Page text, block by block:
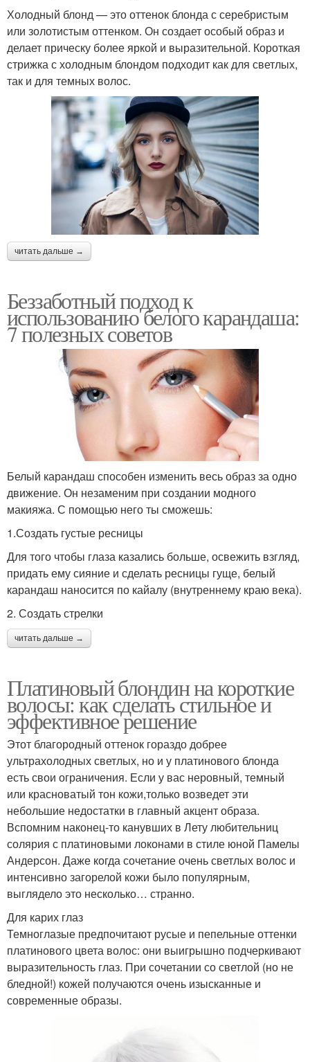
Холодный блонд — это оттенок блонда с серебристым
или золотистым оттенком. Он создает особый образ и
делает прическу более яркой и выразительной. Короткая
стрижка с холодным блондом подходит как для светлых,
так и для темных волос.
читать дальше →
Беззаботный подход к
использованию белого карандаша:
7 полезных советов
Белый карандаш способен изменить весь образ за одно
движение. Он незаменим при создании модного
макияжа. С помощью него ты сможешь:
1.Создать густые ресницы
Для того чтобы глаза казались больше, освежить взгляд,
придать ему сияние и сделать ресницы гуще, белый
карандаш наносится по кайалу (внутреннему краю века).
2. Создать стрелки
читать дальше →
Платиновый блондин на короткие
волосы: как сделать стильное и
эффективное решение
Этот благородный оттенок гораздо добрее
ультрахолодных светлых, но и у платинового блонда
есть свои ограничения. Если у вас неровный, темный
или красноватый тон кожи,только возведет эти
небольшие недостатки в главный акцент образа.
Вспомним наконец-то канувших в Лету любительниц
солярия с платиновыми локонами в стиле юной Памелы
Андерсон. Даже когда сочетание очень светлых волос и
интенсивно загорелой кожи было популярным,
выглядело это несколько… странно.
Для карих глаз
Темноглазые предпочитают русые и пепельные оттенки
платинового цвета волос: они выигрышно подчеркивают
выразительность глаз. При сочетании со светлой (но не
бледной!) кожей получаются очень изысканные и
современные образы.